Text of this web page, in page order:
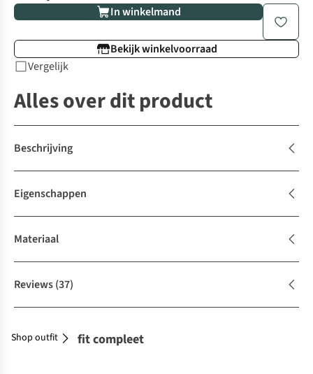
In winkelmand
Bekijk winkelvoorraad
Vergelijk
Alles over dit product
Beschrijving
Eigenschappen
Materiaal
Reviews(37)
Maak je outfit compleet
Shop outfit